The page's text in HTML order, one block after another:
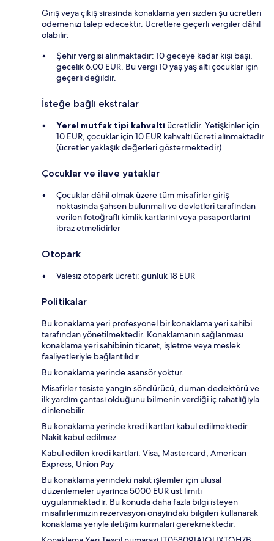
Giriş veya çıkış sırasında konaklama yeri sizden şu ücretleri
ödemenizi talep edecektir. Ücretlere geçerli vergiler dâhil
olabilir:
Şehir vergisi alınmaktadır: 10 geceye kadar kişi başı,
gecelik 6.00 EUR. Bu vergi 10 yaş yaş altı çocuklar için
geçerli değildir.
İsteğe bağlı ekstralar
Yerel mutfak tipi kahvaltı ücretlidir. Yetişkinler için
10 EUR, çocuklar için 10 EUR kahvaltı ücreti alınmaktadır
(ücretler yaklaşık değerleri göstermektedir)
Çocuklar ve ilave yataklar
Çocuklar dâhil olmak üzere tüm misafirler giriş
noktasında şahsen bulunmalı ve devletleri tarafından
verilen fotoğraflı kimlik kartlarını veya pasaportlarını
ibraz etmelidirler
Otopark
Valesiz otopark ücreti: günlük 18 EUR
Politikalar
Bu konaklama yeri profesyonel bir konaklama yeri sahibi
tarafından yönetilmektedir. Konaklamanın sağlanması
konaklama yeri sahibinin ticaret, işletme veya meslek
faaliyetleriyle bağlantılıdır.
Bu konaklama yerinde asansör yoktur.
Misafirler tesiste yangın söndürücü, duman dedektörü ve
ilk yardım çantası olduğunu bilmenin verdiği iç rahatlığıyla
dinlenebilir.
Bu konaklama yerinde kredi kartları kabul edilmektedir.
Nakit kabul edilmez.
Kabul edilen kredi kartları: Visa, Mastercard, American
Express, Union Pay
Bu konaklama yerindeki nakit işlemler için ulusal
düzenlemeler uyarınca 5000 EUR üst limiti
uygulanmaktadır. Bu konuda daha fazla bilgi isteyen
misafirlerimizin rezervasyon onayındaki bilgileri kullanarak
konaklama yeriyle iletişim kurmaları gerekmektedir.